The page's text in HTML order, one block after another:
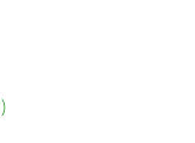
ム)